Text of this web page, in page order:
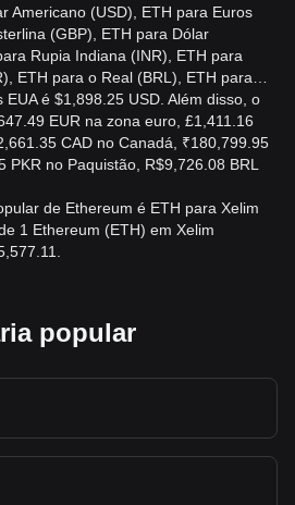
Americano (USD), ETH para Euros
(GBP), ETH para Dólar
Rupia Indiana (INR), ETH para
ETH para o Real (BRL), ETH para…
é $1,898.25 USD. Além disso, o
EUR na zona euro, £1,411.16
CAD no Canadá, ₹180,799.95
no Paquistão, R$9,726.08 BRL
de Ethereum é ETH para Xelim
1 Ethereum (ETH) em Xelim
popular